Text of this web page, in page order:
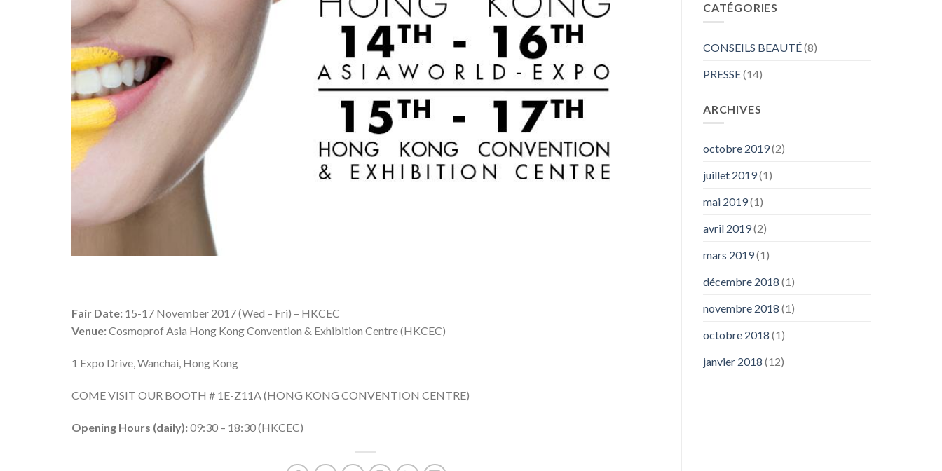
Fair Date: 15-17 November 2017 (Wed – Fri) – HKCEC
Venue:Cosmoprof Asia Hong Kong Convention & Exhibition Centre (HKCEC)
1 Expo Drive, Wanchai, Hong Kong
COME VISIT OUR BOOTH # 1E-Z11A (HONG KONG CONVENTION CENTRE)
Opening Hours (daily):09:30 – 18:30 (HKCEC)
CATÉGORIES
CONSEILS BEAUTÉ(8)
PRESSE(14)
ARCHIVES
octobre 2019(2)
juillet 2019(1)
mai 2019(1)
avril 2019(2)
mars 2019(1)
décembre 2018 (1)
novembre 2018 (1)
octobre 2018 (1)
janvier 2018 (12)